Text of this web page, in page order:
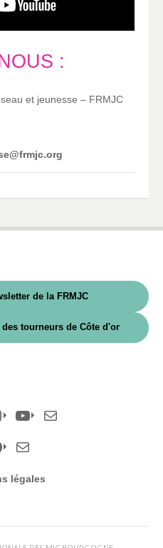
:
et jeunesse – FRMJC
de la FRMJC
tourneurs de Côte d'or
mail
légales